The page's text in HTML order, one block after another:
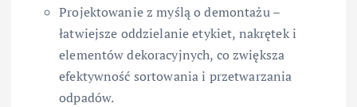
Projektowanie z myślą o demontażu –
łatwiejsze oddzielanie etykiet, nakrętek i
elementów dekoracyjnych, co zwiększa
efektywność sortowania i przetwarzania
odpadów.